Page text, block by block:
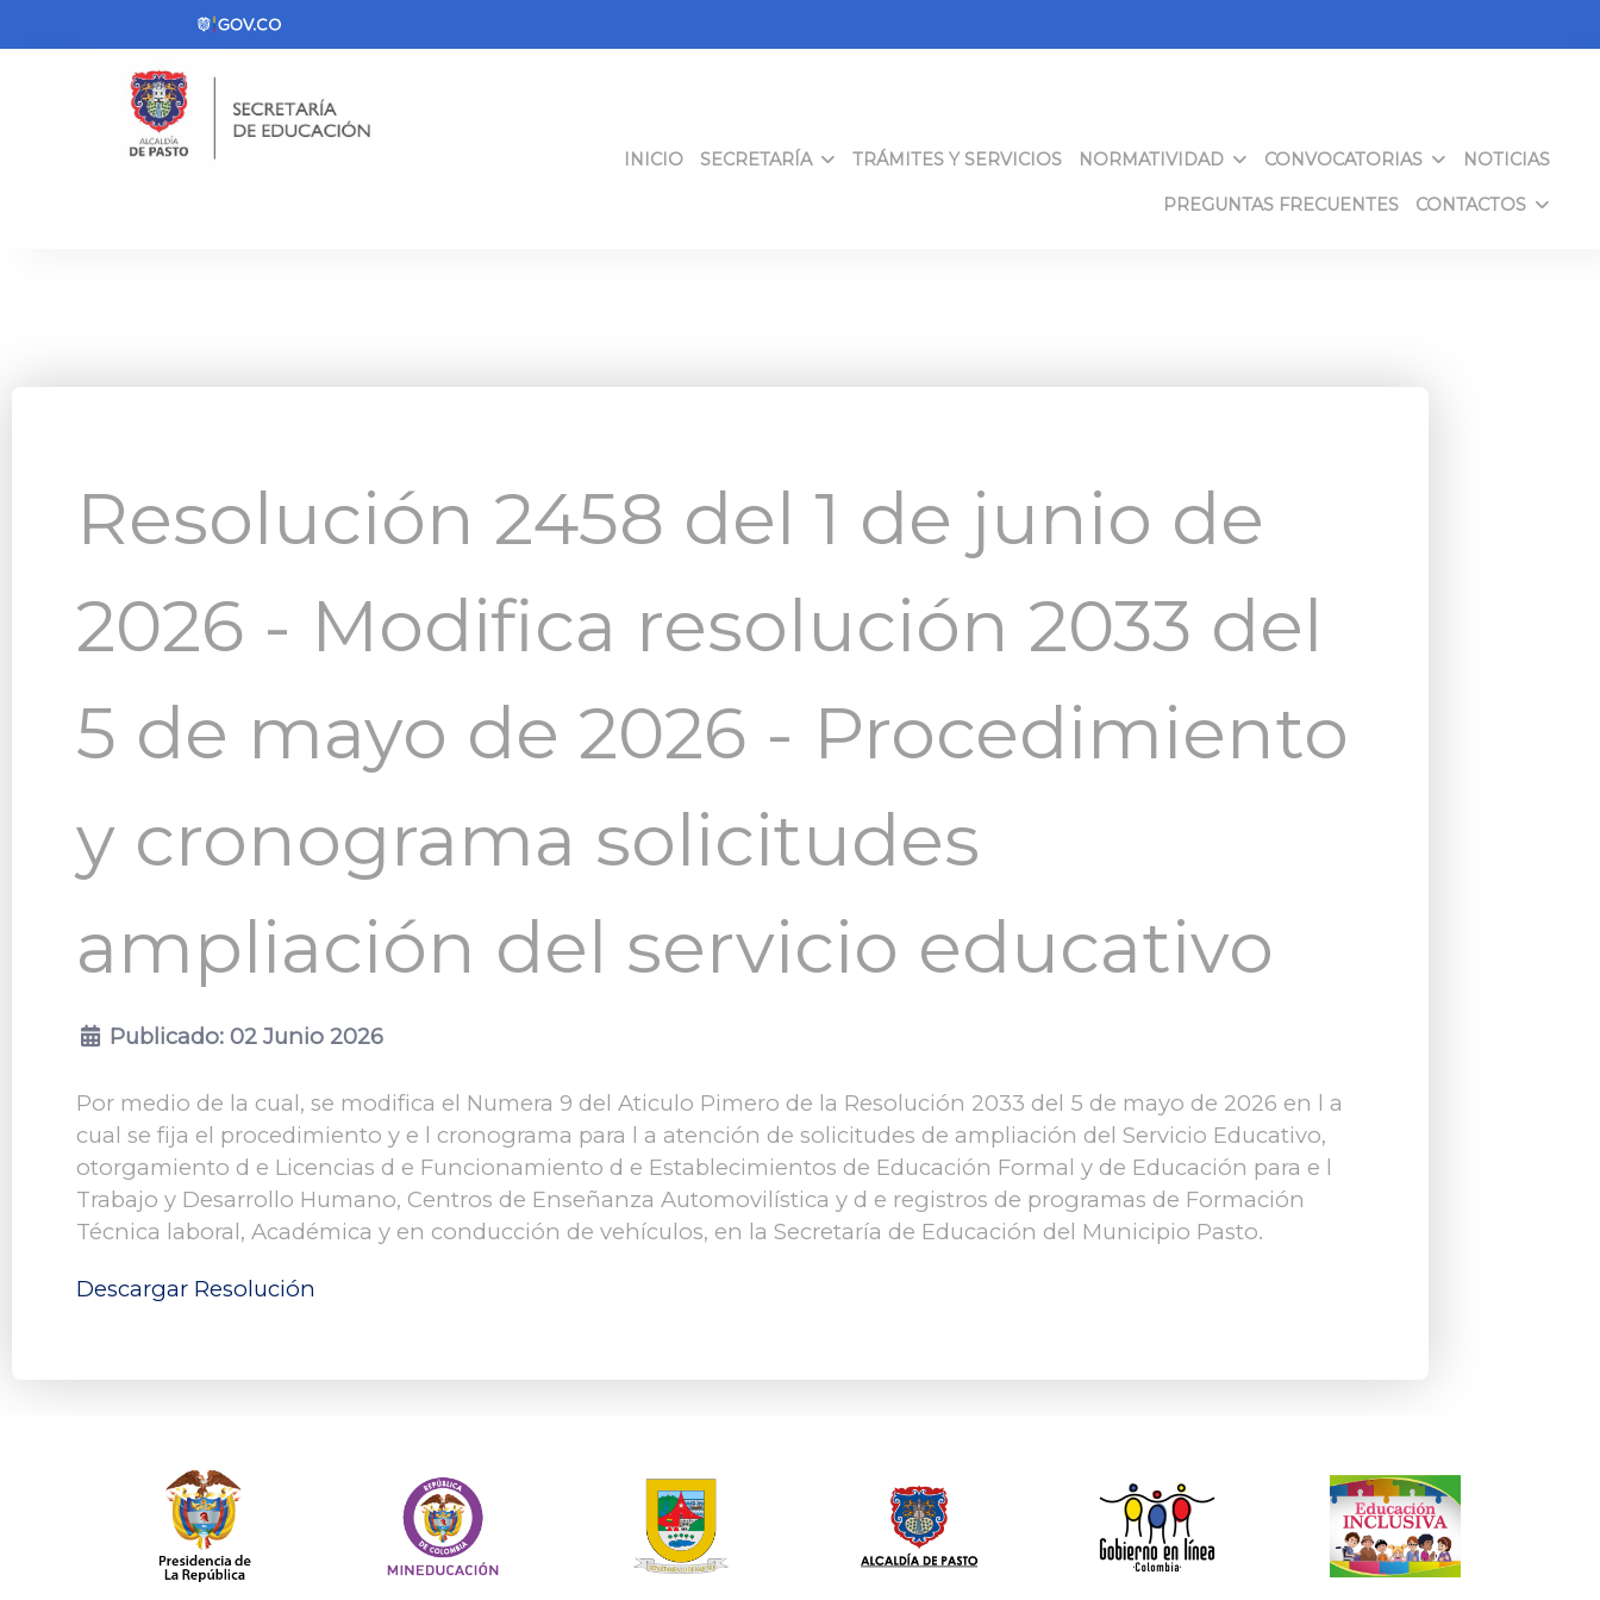
INICIO SECRETARÍA TRÁMITES Y SERVICIOS NORMATIVIDAD CONVOCATORIAS NOTICIAS
PREGUNTAS FRECUENTES CONTACTOS
Resolución 2458 del 1 de junio de
2026 - Modifica resolución 2033 del
5 de mayo de 2026 - Procedimiento
y cronograma solicitudes
ampliación del servicio educativo
Publicado: 02 Junio 2026
Por medio de la cual, se modifica el Numera 9 del Aticulo Pimero de la Resolución 2033 del 5 de mayo de 2026 en l a
cual se fija el procedimiento y e l cronograma para l a atención de solicitudes de ampliación del Servicio Educativo,
otorgamiento d e Licencias d e Funcionamiento d e Establecimientos de Educación Formal y de Educación para e l
Trabajo y Desarrollo Humano, Centros de Enseñanza Automovilística y d e registros de programas de Formación
Técnica laboral, Académica y en conducción de vehículos, en la Secretaría de Educación del Municipio Pasto.
Descargar Resolución